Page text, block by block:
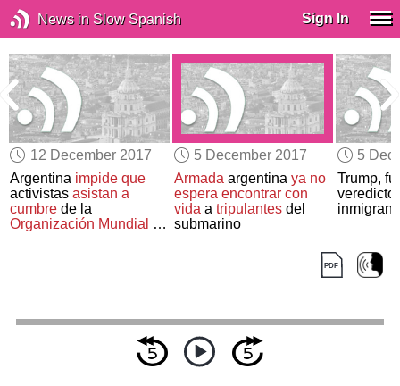
News in Slow Spanish Sign In
12 December 2017
Argentina impide que
activistasasistan a
cumbre de la
Organización Mundial de
5 December 2017
Armadaargentina ya no
espera encontrar con
vidaa tripulantesdel
submarino
5
Trump,